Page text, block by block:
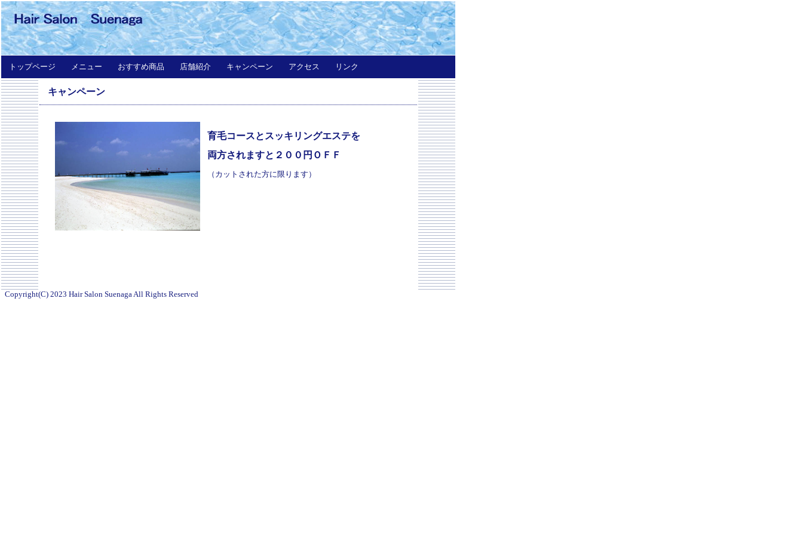
トップページ メニュー おすすめ商品 店舗紹介 キャンペーン アクセス リンク
キャンペーン
育毛コースとスッキリングエステを
両方されますと２００円ＯＦＦ
（カットされた方に限ります）
Copyright(C) 2023 Hair Salon Suenaga All Rights Reserved